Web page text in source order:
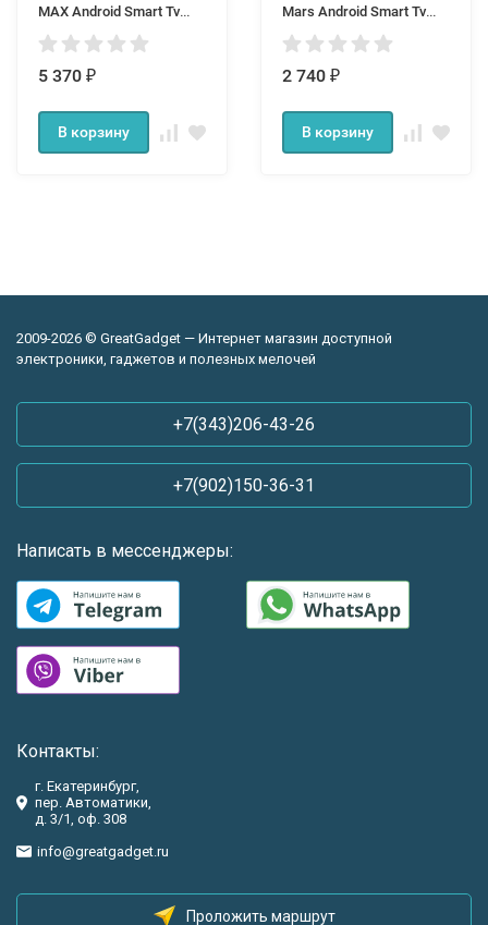
MAX Android Smart Tv
Box 2/16
5 370 ₽
В корзину
Mars Android Smart Tv
Box 1/8
2 740 ₽
В корзину
2009-2026 © GreatGadget — Интернет магазин доступной
электроники, гаджетов и полезных мелочей
+7(343)206-43-26
+7(902)150-36-31
Написать в мессенджеры:
Контакты:
г. Екатеринбург,
пер. Автоматики,
д. 3/1, оф. 308
info@greatgadget.ru
Проложить маршрут